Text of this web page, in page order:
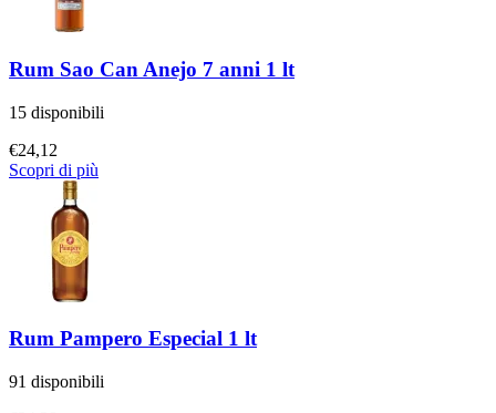
Rum Sao Can Anejo 7 anni 1 lt
15 disponibili
€24,12
Scopri di più
Rum Pampero Especial 1 lt
91 disponibili